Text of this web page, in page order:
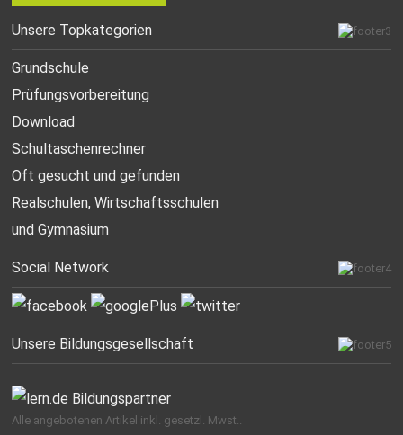
Unsere Topkategorien
Grundschule
Prüfungsvorbereitung
Download
Schultaschenrechner
Oft gesucht und gefunden
Realschulen,Wirtschaftsschulen
und Gymnasium
Social Network
Unsere Bildungsgesellschaft
Alle angebotenen Artikel inkl. gesetzl. Mwst..